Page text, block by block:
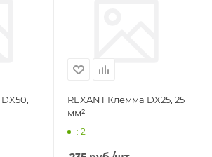
REXANT Клемма DX25, 25
мм²
: 2